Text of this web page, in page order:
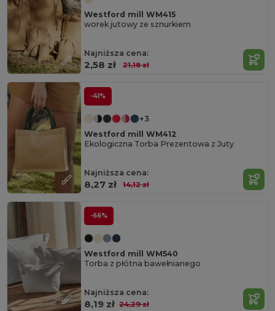
Westford mill WM415
worek jutowy ze sznurkiem
Najniższa cena:
2,58 zł 21,18 zł
-41%
+3
Westford mill WM412
Ekologiczna Torba Prezentowa z Juty
Najniższa cena:
8,27 zł 14,12 zł
-66%
Westford mill WM540
Torba z płótna bawełnianego
Najniższa cena:
8,19 zł 24,29 zł